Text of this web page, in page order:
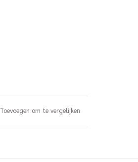
Toevoegen om te vergelijken